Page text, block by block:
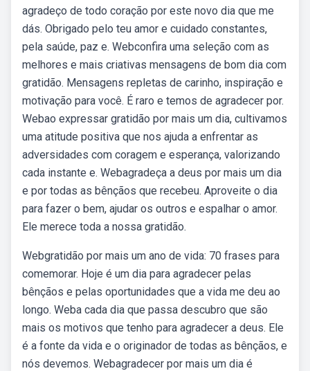
agradeço de todo coração por este novo dia que me
dás. Obrigado pelo teu amor e cuidado constantes,
pela saúde, paz e. Webconfira uma seleção com as
melhores e mais criativas mensagens de bom dia com
gratidão. Mensagens repletas de carinho, inspiração e
motivação para você. É raro e temos de agradecer por.
Webao expressar gratidão por mais um dia, cultivamos
uma atitude positiva que nos ajuda a enfrentar as
adversidades com coragem e esperança, valorizando
cada instante e. Webagradeça a deus por mais um dia
e por todas as bênçãos que recebeu. Aproveite o dia
para fazer o bem, ajudar os outros e espalhar o amor.
Ele merece toda a nossa gratidão.
Webgratidão por mais um ano de vida: 70 frases para
comemorar. Hoje é um dia para agradecer pelas
bênçãos e pelas oportunidades que a vida me deu ao
longo. Weba cada dia que passa descubro que são
mais os motivos que tenho para agradecer a deus. Ele
é a fonte da vida e o originador de todas as bênçãos, e
nós devemos. Webagradecer por mais um dia é